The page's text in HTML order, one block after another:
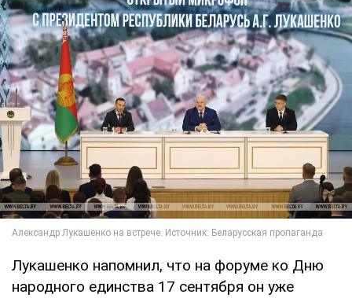
Лукашенко напомнил, что на форуме ко Дню
народного единства 17 сентября он уже